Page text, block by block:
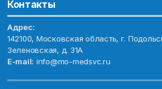
Контакты
Адрес:
142100, Московская область, г.
Зеленовская, д. 31А
E-mail: info@mo-medsvc.ru